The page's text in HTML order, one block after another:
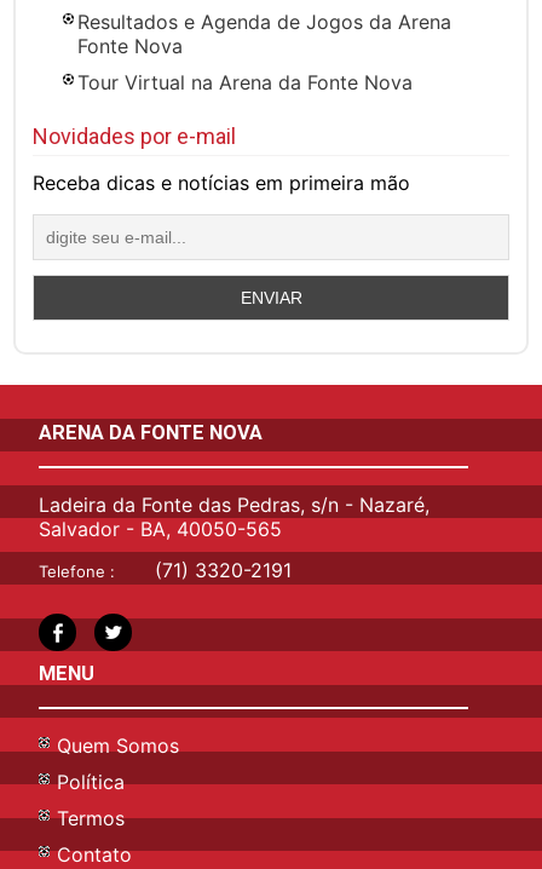
Resultados e Agenda de Jogos da Arena
Fonte Nova
Tour Virtual na Arena da Fonte Nova
Novidades por e-mail
Receba dicas e notícias em primeira mão
ARENA DA FONTE NOVA
Ladeira da Fonte das Pedras, s/n - Nazaré,
Salvador - BA, 40050-565
Telefone : (71) 3320-2191
MENU
Quem Somos
Política
Termos
Contato